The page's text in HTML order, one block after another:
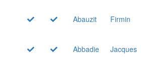
Abauzit
Firmin
Abbadie
Jacques